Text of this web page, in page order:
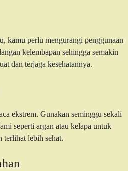
kamu perlu mengurangi penggunaan
kelembapan sehingga semakin
dan terjaga kesehatannya.
ekstrem. Gunakan seminggu sekali
seperti argan atau kelapa untuk
terlihat lebih sehat.